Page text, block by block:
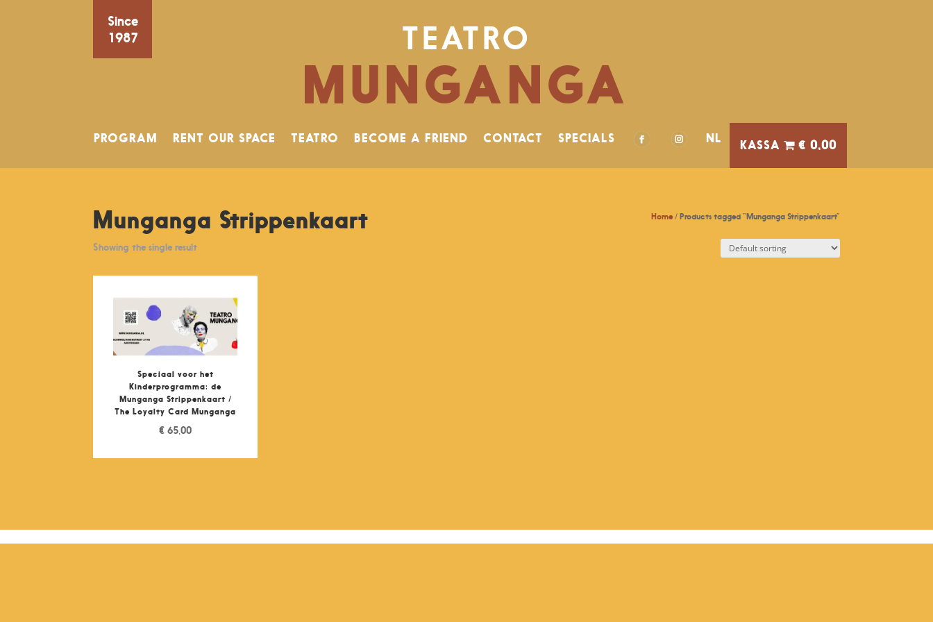
Since
1987
TEATRO
MUNGANGA
PROGRAM RENT OUR SPACE TEATRO BECOME A FRIEND CONTACT SPECIALS NL € 0,00
Home/ Products tagged “Munganga Strippenkaart”
Munganga Strippenkaart
Showing the single result
Speciaal voor het
Kinderprogramma: de
Munganga Strippenkaart /
The Loyalty Card Munganga
€ 65,00